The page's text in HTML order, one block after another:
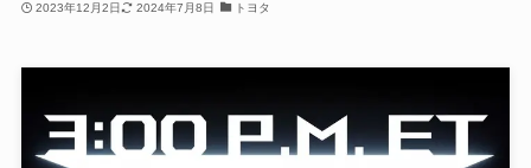
2023年12月2日 2024年7月8日 トヨタ